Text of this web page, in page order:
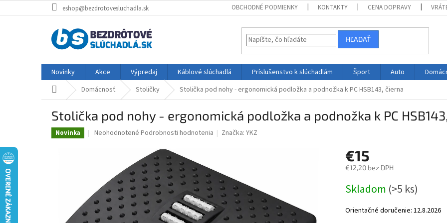
na
eshop@bezdrotovesluchadla.sk OBCHODNÉ PODMIENKY KONTAKTY CENA DOPRAVY
HĽADAŤ
Novinky Akce Výpredaj Káblové slúchadlá Príslušenstvo k slúchadlám Šport Auto
DomovDomácnosť Stoličky Stolička pod nohy - ergonomická podložka a podnožka k PC HSB143, čierna
Stolička pod nohy - ergonomická podložka a podnožka k PC
Novinka
Priemerné
5
hviezdičiek.
Neohodnotené Podrobnosti hodnotenia Značka:YKZ
€15
€12,20 bez DPH
cena:
Skladom (>5 ks)
Orientačné doručenie: 12.8.2026